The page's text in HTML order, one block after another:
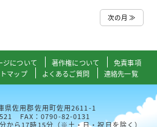
次の月 ≫
ジについて 著作権について
免責事項
マップ よくあるご質問 連絡先一覧
佐用郡佐用町佐用2611-1
FAX：0790-82-0131
から17時15分（※土・日・祝日を除く）